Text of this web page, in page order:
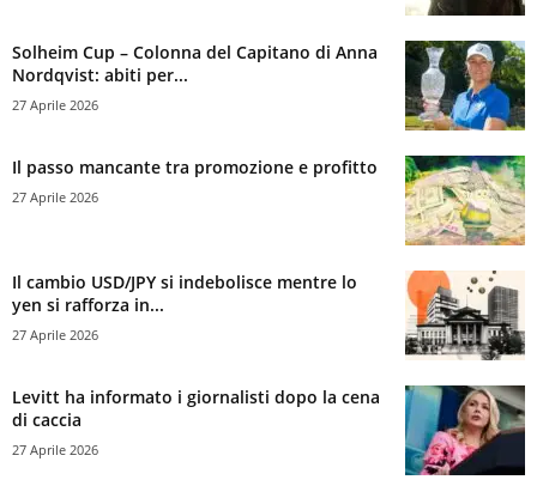
Solheim Cup – Colonna del Capitano di Anna
Nordqvist: abiti per...
27 Aprile 2026
Il passo mancante tra promozione e profitto
27 Aprile 2026
Il cambio USD/JPY si indebolisce mentre lo
yen si rafforza in...
27 Aprile 2026
Levitt ha informato i giornalisti dopo la cena
di caccia
27 Aprile 2026